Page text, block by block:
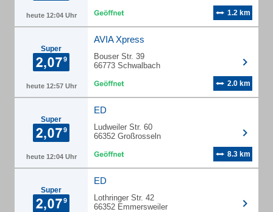
heute 12:04 Uhr 1.2 km
Super
heute 12:57 Uhr
AVIA Xpress
Bouser Str. 39
66773 Schwalbach
2.0 km
Super
heute 12:04 Uhr
ED
Ludweiler Str. 60
66352 Großrosseln
8.3 km
Super
ED
Lothringer Str. 42
66352 Emmersweiler